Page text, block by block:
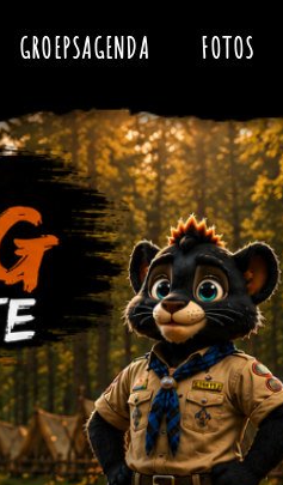
5 jaar. Ons doel is een leuke
de Vogelenzang.
GROEPSAGENDA FOTOS